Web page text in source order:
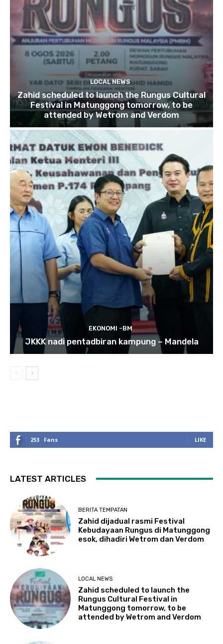
LOCAL NEWS
Zahid scheduled to launch the Rungus Cultural
Festival in Matunggong tomorrow, to be
attended by Wetrom and Verdom
EKONOMI -BM
JKKK nadi pentadbiran kampung – Mandela
253 Fans LIKE
LATEST ARTICLES
BERITA TEMPATAN
Zahid dijadual rasmi Festival
Kebudayaan Rungus di Matunggong
esok, dihadiri Wetrom dan Verdom
LOCAL NEWS
Zahid scheduled to launch the
Rungus Cultural Festival in
Matunggong tomorrow, to be
attended by Wetrom and Verdom